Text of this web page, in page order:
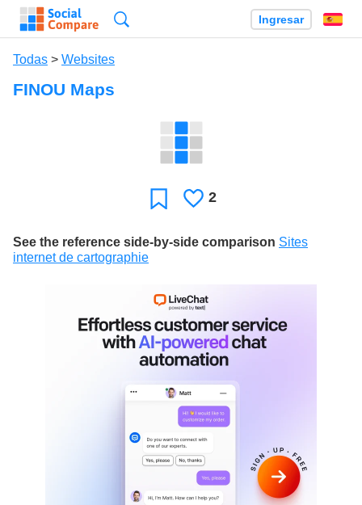
Ingresar
Todas > Websites
FINOU Maps
Favoritos
Le
2
See the reference side-by-side comparison Sites
internet de cartographie